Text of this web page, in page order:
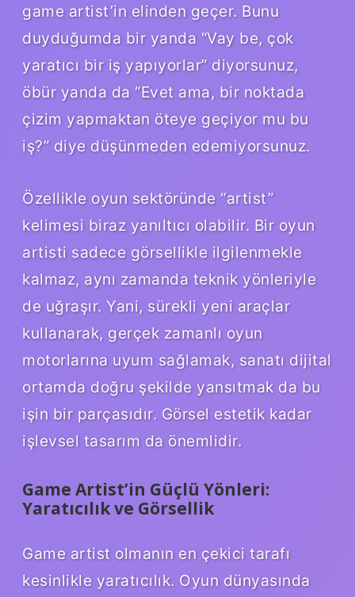
game artist’in elinden geçer. Bunu
duyduğumda bir yanda “Vay be, çok
yaratıcı bir iş yapıyorlar” diyorsunuz,
öbür yanda da “Evet ama, bir noktada
çizim yapmaktan öteye geçiyor mu bu
iş?” diye düşünmeden edemiyorsunuz.
Özellikle oyun sektöründe “artist”
kelimesi biraz yanıltıcı olabilir. Bir oyun
artisti sadece görsellikle ilgilenmekle
kalmaz, aynı zamanda teknik yönleriyle
de uğraşır. Yani, sürekli yeni araçlar
kullanarak, gerçek zamanlı oyun
motorlarına uyum sağlamak, sanatı dijital
ortamda doğru şekilde yansıtmak da bu
işin bir parçasıdır. Görsel estetik kadar
işlevsel tasarım da önemlidir.
Game Artist’in Güçlü Yönleri:
Yaratıcılık ve Görsellik
Game artist olmanın en çekici tarafı
kesinlikle yaratıcılık. Oyun dünyasında